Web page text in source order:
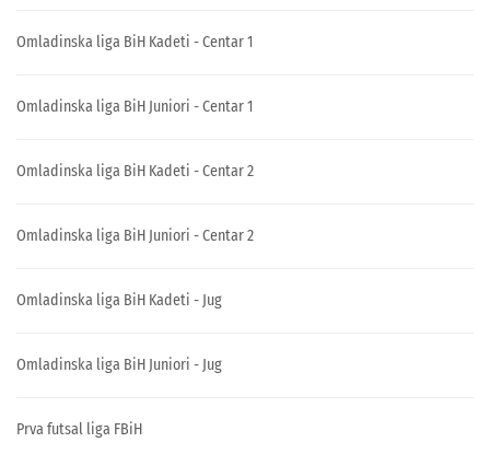
Omladinska liga BiH Kadeti - Centar 1
Omladinska liga BiH Juniori - Centar 1
Omladinska liga BiH Kadeti - Centar 2
Omladinska liga BiH Juniori - Centar 2
Omladinska liga BiH Kadeti - Jug
Omladinska liga BiH Juniori - Jug
Prva futsal liga FBiH